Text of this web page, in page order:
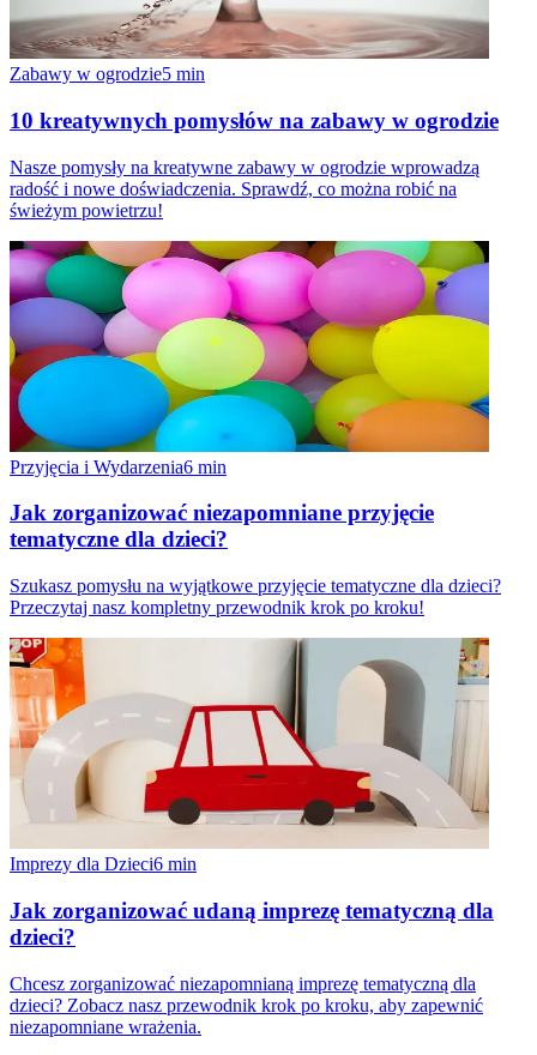
Zabawy w ogrodzie5 min
10 kreatywnych pomysłów na zabawy w ogrodzie
Nasze pomysły na kreatywne zabawy w ogrodzie wprowadzą
radość i nowe doświadczenia. Sprawdź, co można robić na
świeżym powietrzu!
Przyjęcia i Wydarzenia6 min
Jak zorganizować niezapomniane przyjęcie
tematyczne dla dzieci?
Szukasz pomysłu na wyjątkowe przyjęcie tematyczne dla dzieci?
Przeczytaj nasz kompletny przewodnik krok po kroku!
Imprezy dla Dzieci6 min
Jak zorganizować udaną imprezę tematyczną dla
dzieci?
Chcesz zorganizować niezapomnianą imprezę tematyczną dla
dzieci? Zobacz nasz przewodnik krok po kroku, aby zapewnić
niezapomniane wrażenia.